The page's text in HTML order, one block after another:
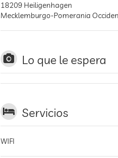
18209 Heiligenhagen
Mecklemburgo-Pomerania
Lo que le espera
Servicios
WIFI